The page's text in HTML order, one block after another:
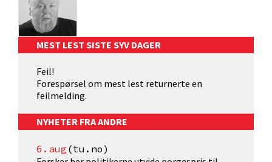
MEST LEST SISTE SYV DAGER
Feil!
Forespørsel om mest lest returnerte en
feilmelding.
NYHETER FRA ANDRE
6.aug (tu.no)